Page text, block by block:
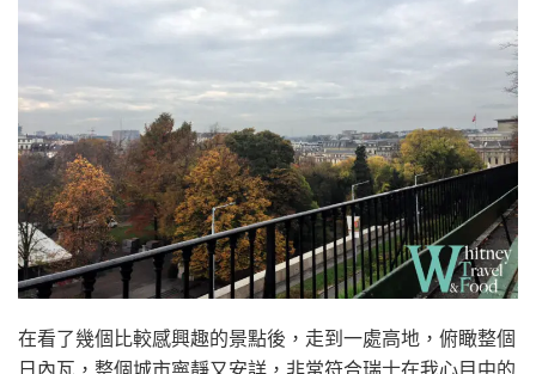
在看了幾個比較感興趣的景點後，走到一處高地，俯瞰整個